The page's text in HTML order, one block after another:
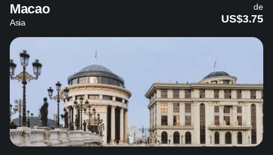
Macao
Asia
de
US$3.75